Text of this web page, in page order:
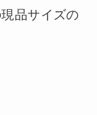
品サイズの